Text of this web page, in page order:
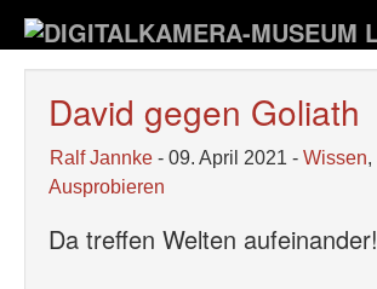
Hauptinhalt
springen
David gegen Goliath
Ralf Jannke - 09. April 2021 - Wissen,
Ausprobieren
Da treffen Welten aufeinander!